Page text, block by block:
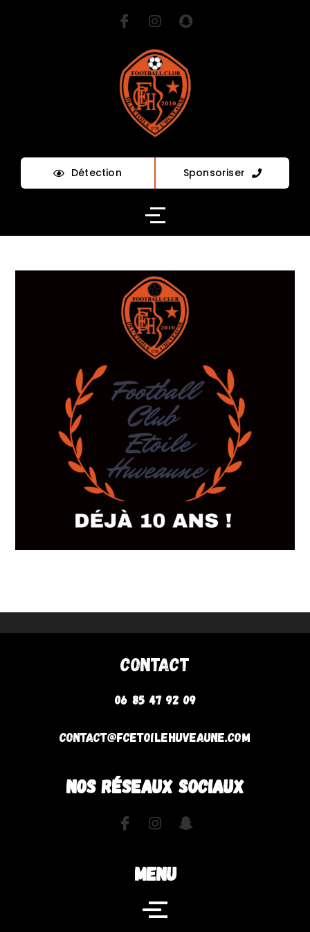
Détection Sponsoriser
Contact
06 85 47 92 09
contact@fcetoilehuveaune.com
NOS RÉSEAUX SOCIAUX
MENU